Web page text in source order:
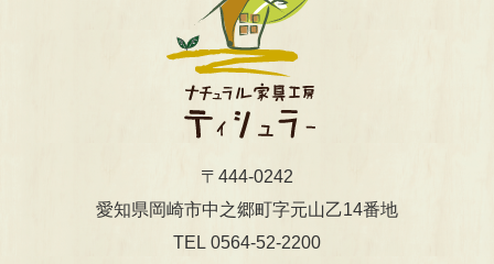
〒444-0242
​​​​​​​愛知県岡崎市中之郷町字元山乙14番地
TEL 0564-52-2200